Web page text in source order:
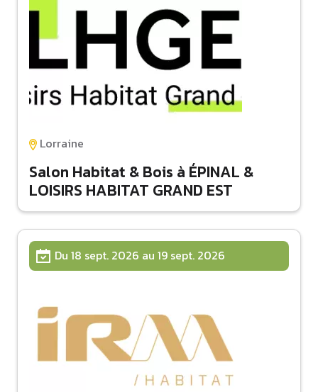
Lorraine
Salon Habitat & Bois à ÉPINAL &
LOISIRS HABITAT GRAND EST
Du 18 sept. 2026 au 19 sept. 2026